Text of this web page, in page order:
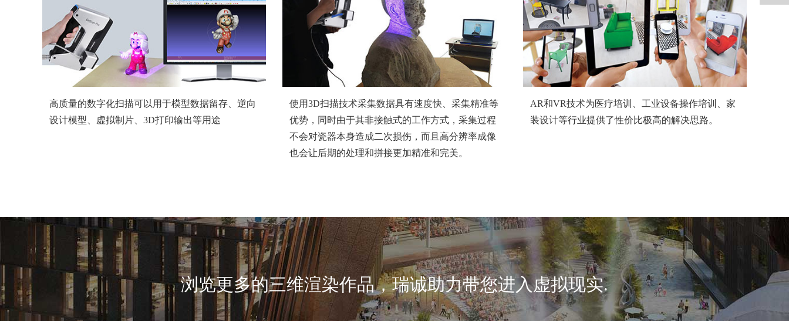
高质量的数字化扫描可以用于模型数据留存、逆向
设计模型、虚拟制片、3D打印输出等用途
使用3D扫描技术采集数据具有速度快、采集精准等
优势，同时由于其非接触式的工作方式，采集过程
不会对瓷器本身造成二次损伤，而且高分辨率成像
也会让后期的处理和拼接更加精准和完美。
AR和VR技术为医疗培训、工业设备操作培训、家
装设计等行业提供了性价比极高的解决思路。
浏览更多的三维渲染作品，瑞诚助力带您进入虚拟现实.